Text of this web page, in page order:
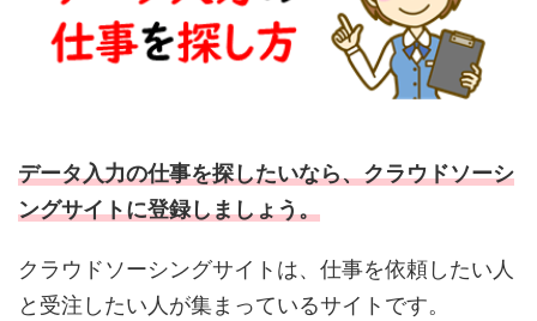
データ入力の仕事を探したいなら、クラウドソーシ
ングサイトに登録しましょう。
クラウドソーシングサイトは、仕事を依頼したい人
と受注したい人が集まっているサイトです。